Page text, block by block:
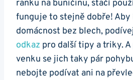
ranku na buničinu, stačí
funguje to stejně dobře! Aby
domácnost bez blech,
odkaz pro další tipy a triky.
venku se jich taky pár
nebojte podívat ani na